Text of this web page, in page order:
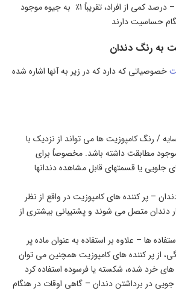
واکنشهای آلرژیک – درصد کمی از افراد، تقریباً 1٪ به جیوه موجود
حساسیت دارند
به رنگ دندان
خصوصیاتی که دارد که در زیر به آنها اشاره شده
/ رنگ کامپوزیت ها می تواند از نزدیک با
مطابقت داشته باشد. مخصوصاً برای
جلویی یا قسمتهای قابل مشاهده دندانها
– پر کننده های کامپوزیت در واقع از نظر
دندان متصل می شوند و پشتیبانی بیشتری از
ها – علاوه بر استفاده به عنوان ماده پر
از پر کننده های کامپوزیت همچنین می توان
های خرد شده، شکسته یا فرسوده استفاده کرد
در برداشتن دندان – گاهی اوقات در هنگام